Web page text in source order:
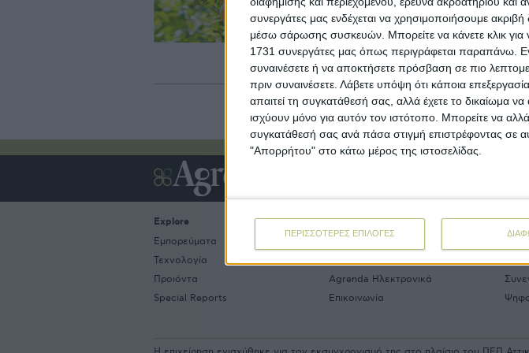
συνεργάτες μας ενδέχεται να χρησιμοποιήσουμε
μέσω σάρωσης συσκευών. Μπορείτε να κάνετε κλικ για
1731 συνεργάτες μας όπως περιγράφεται παραπάνω.
συναινέσετε ή να αποκτήσετε πρόσβαση σε πιο
πριν συναινέσετε. Λάβετε υπόψη ότι κάποια
απαιτεί τη συγκατάθεσή σας, αλλά έχετε το δικαίωμα
ισχύουν μόνο για αυτόν τον ιστότοπο. Μπορείτε να
συγκατάθεσή σας ανά πάσα στιγμή επιστρέφοντας σε
"Απορρήτου" στο κάτω μέρος της ιστοσελίδας.
ΠΕΡΙΣΣΟΤΕΡΕΣ ΕΠΙΛΟΓΕΣ
Υποχώρηση των τιμών στα
τις Ναβελίνες διαπιστώνει η Διαρκής
Αργολίδας (Δ.Ε.Σ.Α) κάτι που δεν
υπόλοιπες αγορές του εξωτερικού.
Αργολίδα οι τιμές κυμαίνονται από 38
Explore
Εμπορεύματα
Τεχνολογία
Προιόντα
Special Reports
About
Ιστορική αναδρομή
Agrenda Ηλεκτρονικά
Επικοινωνία
Links